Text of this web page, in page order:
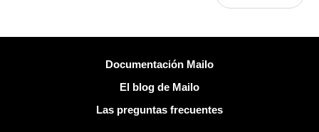
Documentación Mailo
El blog de Mailo
Las preguntas frecuentes